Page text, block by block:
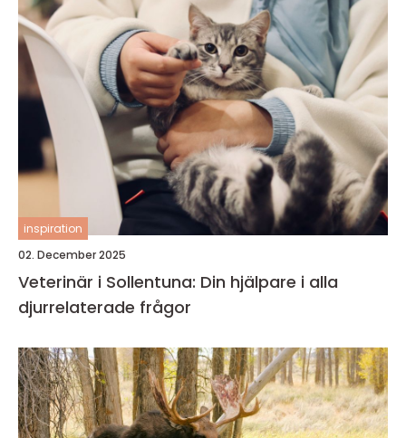
inspiration
02. December 2025
Veterinär i Sollentuna: Din hjälpare i alla
djurrelaterade frågor